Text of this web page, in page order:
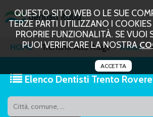
QUESTO SITO WEB O LE SUE
TERZE PARTI UTILIZZANO I COOKIES
PROPRIE FUNZIONALITÀ. SE VUOI
PUOI VERIFICARE LA NOSTRA
ACCETTA
HOME Trentino Alto Adige Trento
Elenco Dentisti Trento